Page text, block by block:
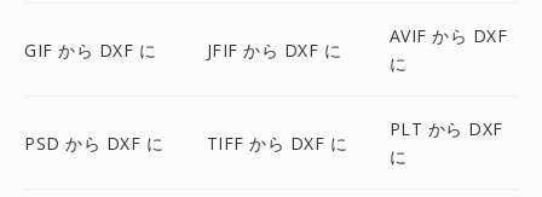
GIF から DXF に JFIF から DXF に
AVIF から DXF
に
PSD から DXF に TIFF から DXF に
PLT から DXF
に